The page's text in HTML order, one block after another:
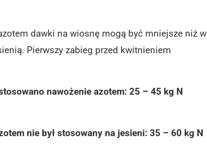
dawki na wiosnę mogą być mniejsze niż w
Pierwszy zabieg przed kwitnieniem
nawożenie azotem: 25 – 45 kg N
nie był stosowany na jesieni: 35 – 60 kg N